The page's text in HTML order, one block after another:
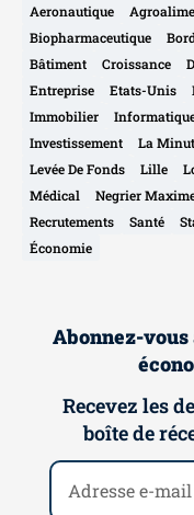
Aeronautique
Biopharmaceutique
Bâtiment
Croissance
Entreprise
Etats-Unis
Immobilier
Investissement
La
Levée De Fonds
Lille
Médical
Negrier
Recrutements
Santé
Économie
Abonnez-
Recevez les
boîte de